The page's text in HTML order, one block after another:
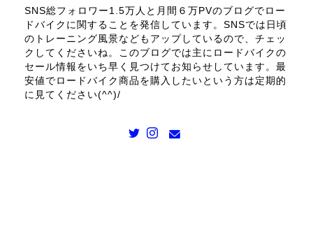
SNS総フォロワー1.5万人と月間６万PVのブログでロー
ドバイクに関することを発信しています。SNSでは日頃
のトレーニング風景などもアップしているので、チェッ
クしてくださいね。このブログでは主にロードバイクの
セール情報をいち早く見つけてお知らせしています。最
安値でロードバイク商品を購入したいという方は定期的
に見てください(^^)/